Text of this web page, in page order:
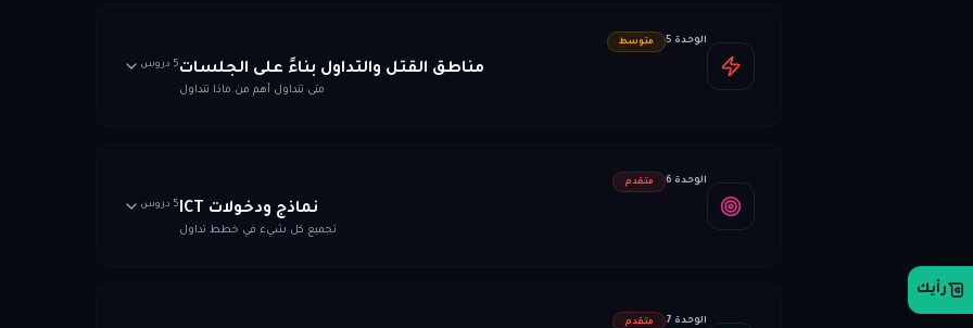
الوحدة 5 متوسط
مناطق القتل والتداول بناءً على الجلسات
متى تتداول أهم من ماذا تتداول
5 دروس
الوحدة 6 متقدم
نماذج ودخولات ICT
تجميع كل شيء في خطط تداول
5 دروس
الوحدة 7 متقدم
رأيك